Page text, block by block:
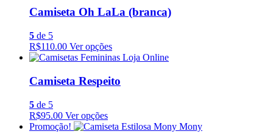
Camiseta Oh LaLa (branca)
5 de 5
R$110.00 Ver opções
Camiseta Respeito
5 de 5
R$95.00 Ver opções
Promoção!